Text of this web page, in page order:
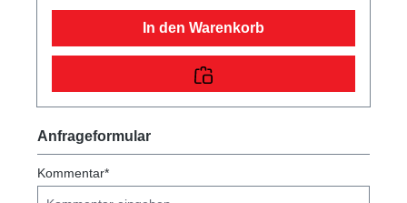
In den Warenkorb
Anfrageformular
Kommentar*